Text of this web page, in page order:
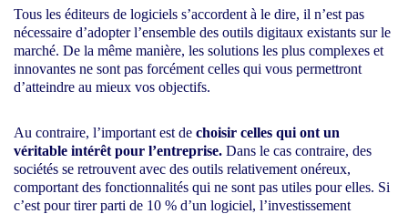
Tous les éditeurs de logiciels s’accordent à le dire, il n’est pas
nécessaire d’adopter l’ensemble des outils digitaux existants sur le
marché. De la même manière, les solutions les plus complexes et
innovantes ne sont pas forcément celles qui vous permettront
d’atteindre au mieux vos objectifs.
Au contraire, l’important est de choisir celles qui ont un
véritable intérêt pour l’entreprise. Dans le cas contraire, des
sociétés se retrouvent avec des outils relativement onéreux,
comportant des fonctionnalités qui ne sont pas utiles pour elles. Si
c’est pour tirer parti de 10 % d’un logiciel, l’investissement